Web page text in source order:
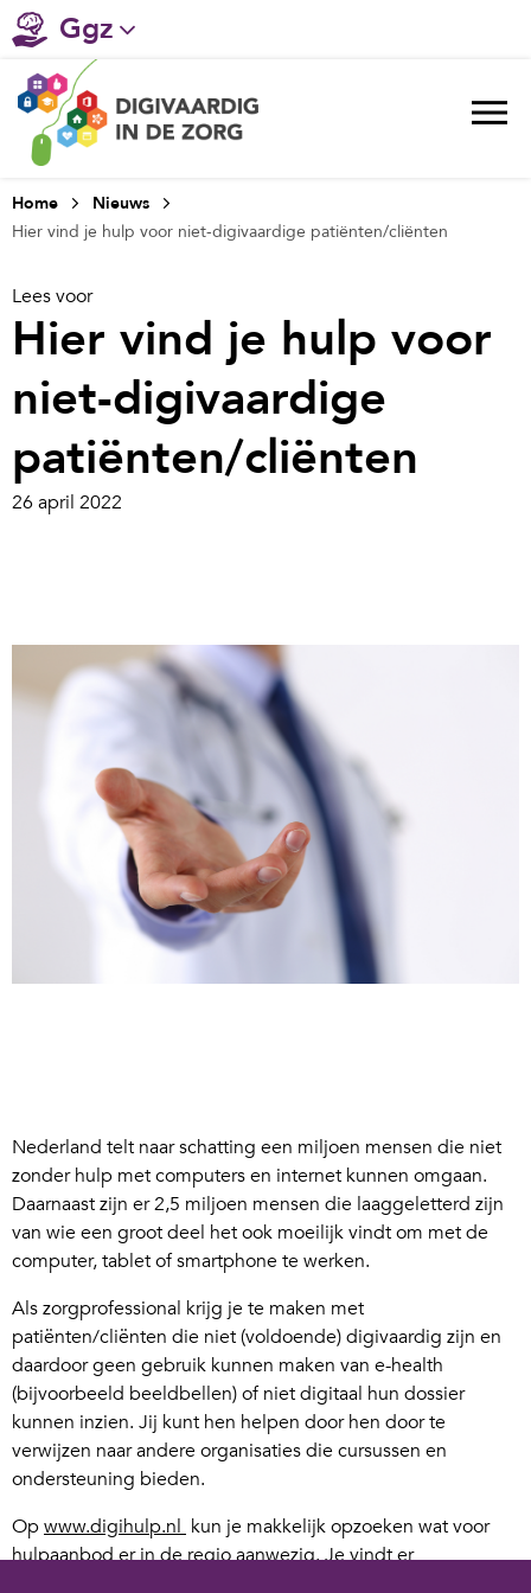
Ggz
Gehandicaptenzorg
Verpleeghuiszorg & Zorg thuis
Ziekenhuizen
Welzijn / sociaal werk
Home
Nieuws
Hier vind je hulp voor niet-digivaardige patiënten/cliënten
Lees voor
Hier vind je hulp voor
niet-digivaardige
patiënten/cliënten
26 april 2022
Nederland telt naar schatting een miljoen mensen die niet
zonder hulp met computers en internet kunnen omgaan.
Daarnaast zijn er 2,5 miljoen mensen die laaggeletterd zijn
van wie een groot deel het ook moeilijk vindt om met de
computer, tablet of smartphone te werken.
Als zorgprofessional krijg je te maken met
patiënten/cliënten die niet (voldoende) digivaardig zijn en
daardoor geen gebruik kunnen maken van e-health
(bijvoorbeeld beeldbellen) of niet digitaal hun dossier
kunnen inzien. Jij kunt hen helpen door hen door te
verwijzen naar andere organisaties die cursussen en
ondersteuning bieden.
Op www.digihulp.nl kun je makkelijk opzoeken wat voor
hulpaanbod er in de regio aanwezig. Je vindt er